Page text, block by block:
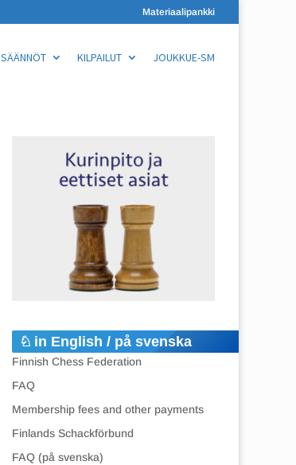
Materiaalipankki
SÄÄNNÖT KILPAILUT JOUKKUE-SM
in English / på svenska
Finnish Chess Federation
FAQ
Membership fees and other payments
Finlands Schackförbund
FAQ (på svenska)